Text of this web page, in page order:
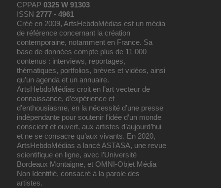
CPPAP0325 W 91303
ISSN2777 - 4961
Créé en 2009, ArtsHebdoMédias est un média
de référence concernant la création
contemporaine, notamment en France. Sa
base de données compte plus de 11 000
contenus : interviews, reportages,
thématiques, portfolios, brèves et vidéos, ainsi
qu’un agenda et un annuaire.
ArtsHebdoMédias croit en l’art vecteur de
connaissance, d’expérience et
d’enthousiasme, en la nécessité d’une presse
indépendante pour soutenir l’idée d’un monde
conscient et ouvert, aux artistes d’aujourd’hui
et ne se consacre qu’aux vivants. En 2020,
ArtsHebdoMédias a lancé ASTASA, une revue
scientifique en ligne, avec l’Université
Bordeaux Montaigne, et OMNI-Objet Média
Non Identifié, consacré à la parole des
artistes.